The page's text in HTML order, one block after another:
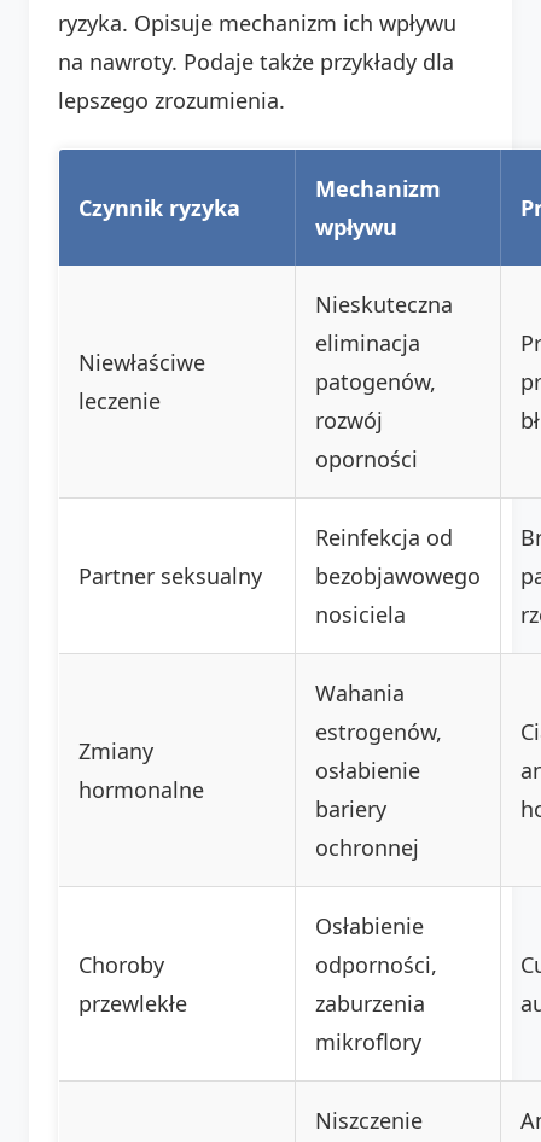
ryzyka. Opisuje mechanizm ich wpływu
na nawroty. Podaje także przykłady dla
lepszego zrozumienia.
Czynnik ryzyka
Mechanizm
wpływu
Niewłaściwe
leczenie
Nieskuteczna
eliminacja
patogenów,
rozwój
oporności
Partner seksualny
Reinfekcja od
bezobjawowego
nosiciela
Zmiany
hormonalne
Wahania
estrogenów,
osłabienie
bariery
ochronnej
Choroby
przewlekłe
Osłabienie
odporności,
zaburzenia
mikroflory
Niszczenie